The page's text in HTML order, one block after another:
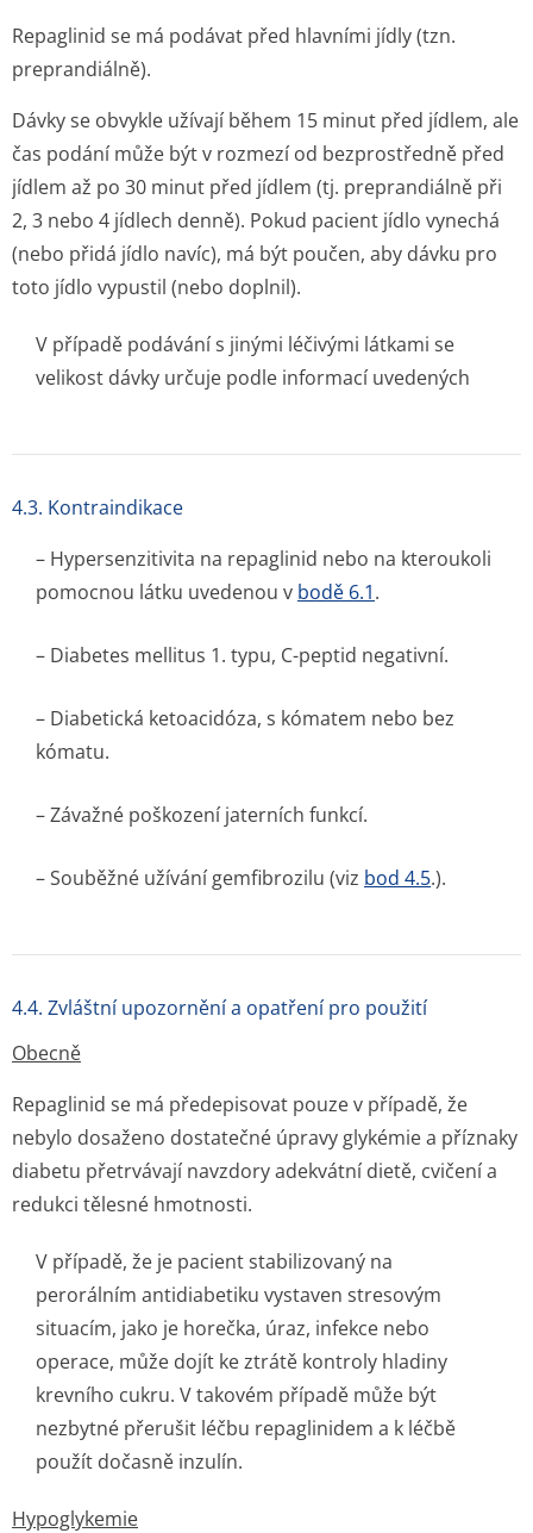
Repaglinid se má podávat před hlavními jídly (tzn.
preprandiálně).
Dávky se obvykle užívají během 15 minut před jídlem, ale
čas podání může být v rozmezí od bezprostředně před
jídlem až po 30 minut před jídlem (tj. preprandiálně při
2, 3 nebo 4 jídlech denně). Pokud pacient jídlo vynechá
(nebo přidá jídlo navíc), má být poučen, aby dávku pro
toto jídlo vypustil (nebo doplnil).
V případě podávání s jinými léčivými látkami se
velikost dávky určuje podle informací uvedených
4.3. Kontraindikace
– Hypersenzitivita na repaglinid nebo na kteroukoli
pomocnou látku uvedenou v bodě 6.1.
– Diabetes mellitus 1. typu, C-peptid negativní.
– Diabetická ketoacidóza, s kómatem nebo bez
kómatu.
– Závažné poškození jaterních funkcí.
– Souběžné užívání gemfibrozilu (viz bod 4.5.).
4.4. Zvláštní upozornění a opatření pro použití
Obecně
Repaglinid se má předepisovat pouze v případě, že
nebylo dosaženo dostatečné úpravy glykémie a příznaky
diabetu přetrvávají navzdory adekvátní dietě, cvičení a
redukci tělesné hmotnosti.
V případě, že je pacient stabilizovaný na
perorálním antidiabetiku vystaven stresovým
situacím, jako je horečka, úraz, infekce nebo
operace, může dojít ke ztrátě kontroly hladiny
krevního cukru. V takovém případě může být
nezbytné přerušit léčbu repaglinidem a k léčbě
použít dočasně inzulín.
Hypoglykemie